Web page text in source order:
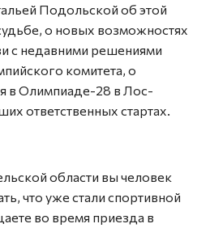
Подольской об этой
о новых возможностях
с недавними решениями
комитета, о
в Олимпиаде-28 в Лос-
ответственных стартах.
области вы человек
что уже стали спортивной
во время приезда в